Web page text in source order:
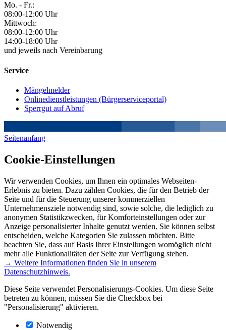
Mo. - Fr.:
08:00-12:00 Uhr
Mittwoch:
08:00-12:00 Uhr
14:00-18:00 Uhr
und jeweils nach Vereinbarung
Service
Mängelmelder
Onlinedienstleistungen (Bürgerserviceportal)
Sperrgut auf Abruf
Seitenanfang
Cookie-Einstellungen
Wir verwenden Cookies, um Ihnen ein optimales Webseiten-
Erlebnis zu bieten. Dazu zählen Cookies, die für den Betrieb der
Seite und für die Steuerung unserer kommerziellen
Unternehmensziele notwendig sind, sowie solche, die lediglich zu
anonymen Statistikzwecken, für Komforteinstellungen oder zur
Anzeige personalisierter Inhalte genutzt werden. Sie können selbst
entscheiden, welche Kategorien Sie zulassen möchten. Bitte
beachten Sie, dass auf Basis Ihrer Einstellungen womöglich nicht
mehr alle Funktionalitäten der Seite zur Verfügung stehen.
→ Weitere Informationen finden Sie in unserem
Datenschutzhinweis.
Diese Seite verwendet Personalisierungs-Cookies. Um diese Seite
betreten zu können, müssen Sie die Checkbox bei
"Personalisierung" aktivieren.
Notwendig